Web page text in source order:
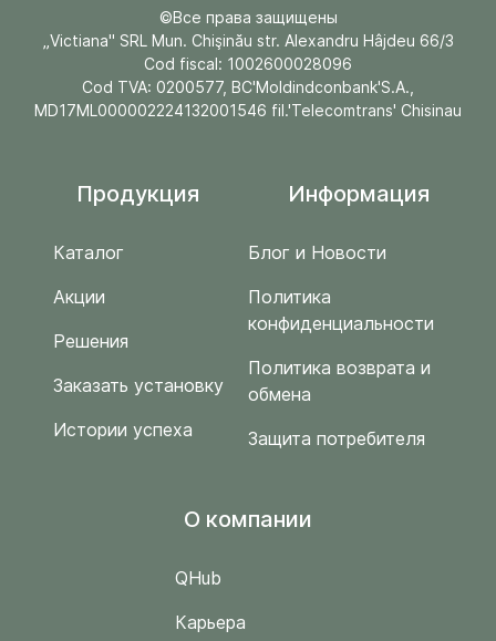
©Все права защищены
„Victiana" SRL Mun. Chişinău str. Alexandru Hâjdeu 66/3
Cod fiscal: 1002600028096
Cod TVA: 0200577, BC'Moldindconbank'S.A.,
MD17ML000002224132001546 fil.'Telecomtrans' Chisinau
Продукция
Каталог
Акции
Решения
Заказать установку
Истории успеха
Информация
Блог и Новости
Политика
конфиденциальности
Политика возврата и
обмена
Защита потребителя
O компании
QHub
Карьера